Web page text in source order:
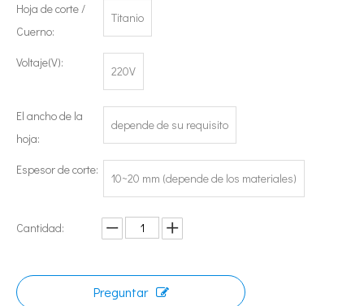
Actualmente, la investigación sobre la extracción de antioxidantes y
Hoja de corte /
Cuerno:
Titanio
Voltaje(V):
220V
El ancho de la
hoja:
depende de su requisito
Espesor de corte:
10~20 mm (depende de los materiales)
Cantidad:
Preguntar